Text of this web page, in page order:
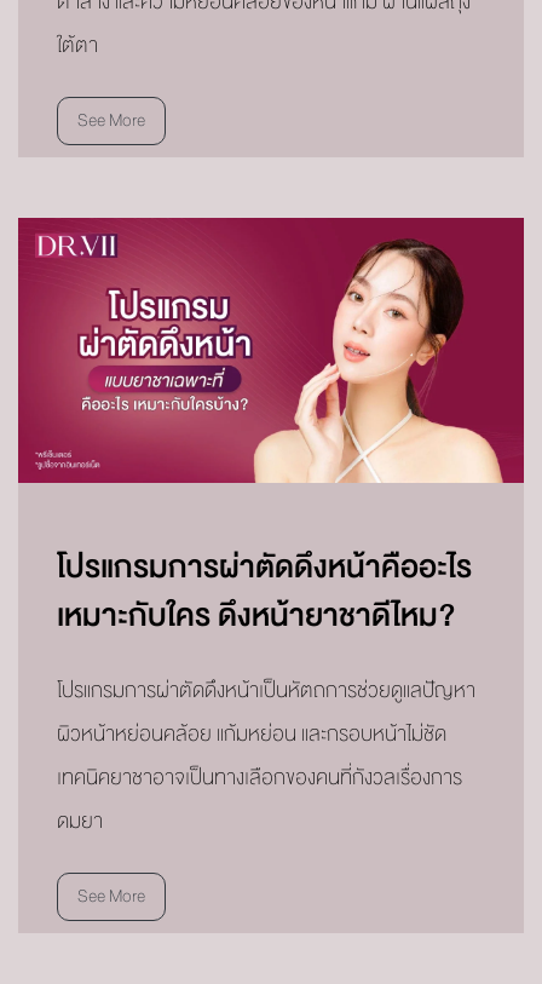
ใต้ตา
See More
โปรแกรมการผ่าตัดดึงหน้าคืออะไร
เหมาะกับใคร ดึงหน้ายาชาดีไหม?
โปรแกรมการผ่าตัดดึงหน้าเป็นหัตถการช่วยดูแลปัญหา
ผิวหน้าหย่อนคล้อย แก้มหย่อน และกรอบหน้าไม่ชัด
เทคนิคยาชาอาจเป็นทางเลือกของคนที่กังวลเรื่องการ
ดมยา
See More